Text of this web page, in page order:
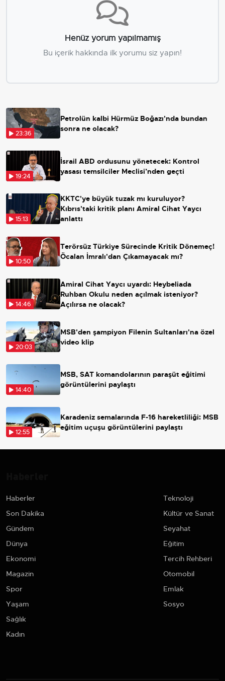
Henüz yorum yapılmamış
Bu içerik hakkında ilk yorumu siz yapın!
23:36
Petrolün kalbi Hürmüz Boğazı'nda bundan
sonra ne olacak?
19:24
İsrail ABD ordusunu yönetecek: Kontrol
yasası temsilciler Meclisi’nden geçti
15:13
KKTC'ye büyük tuzak mı kuruluyor?
Kıbrıs'taki kritik planı Amiral Cihat Yaycı
anlattı
10:50
Terörsüz Türkiye Sürecinde Kritik Dönemeç!
Öcalan İmralı'dan Çıkamayacak mı?
14:46
Amiral Cihat Yaycı uyardı: Heybeliada
Ruhban Okulu neden açılmak isteniyor?
Açılırsa ne olacak?
20:03
MSB'den şampiyon Filenin Sultanları'na özel
video klip
14:40
MSB, SAT komandolarının paraşüt eğitimi
görüntülerini paylaştı
12:55
Karadeniz semalarında F-16 hareketliliği: MSB
eğitim uçuşu görüntülerini paylaştı
Haberler
Son Dakika
Gündem
Dünya
Ekonomi
Magazin
Spor
Yaşam
Sağlık
Kadın
Teknoloji
Kültür ve Sanat
Seyahat
Eğitim
Tercih Rehberi
Otomobil
Emlak
Sosyo